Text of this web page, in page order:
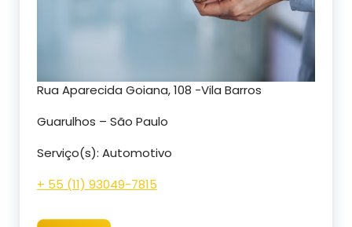
Rua Aparecida Goiana, 108 -Vila Barros
Guarulhos – São Paulo
Serviço(s): Automotivo
+ 55 (11) 93049-7815